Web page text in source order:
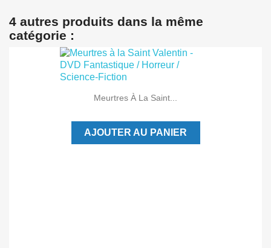
4 autres produits dans la même
catégorie :
Meurtres À La Saint...
AJOUTER AU PANIER